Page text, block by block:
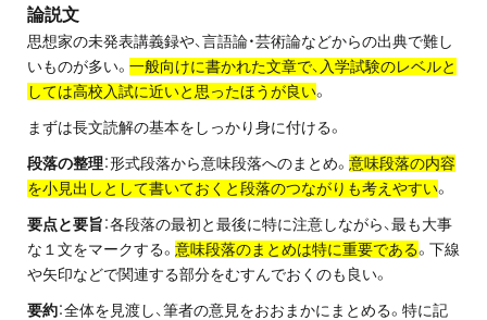
プロ教師が届ける
公式LINE＠
0120-11-3967
受付:9:30～21:30(定休:日曜・祝日)
論説文
思想家の未発表講義録や、言語論・芸術論などからの出典で難し
いものが多い。 一般向けに書かれた文章で、入学試験のレベルと
しては高校入試に近いと思ったほうが良い。
まずは長文読解の基本をしっかり身に付ける。
段落の整理：形式段落から意味段落へのまとめ。 意味段落の内容
を小見出しとして書いておくと段落のつながりも考えやすい。
要点と要旨：各段落の最初と最後に特に注意しながら、最も大事
な１文をマークする。 意味段落のまとめは特に重要である。下線
や矢印などで関連する部分をむすんでおくのも良い。
要約：全体を見渡し、筆者の意見をおおまかにまとめる。特に記